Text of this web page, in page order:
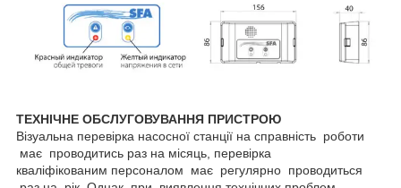
ТЕХНІЧНЕ ОБСЛУГОВУВАННЯ ПРИСТРОЮ
Візуальна перевірка насосної станції на справність роботи
має проводитись раз на місяць, перевірка
кваліфікованим персоналом має регулярно проводиться